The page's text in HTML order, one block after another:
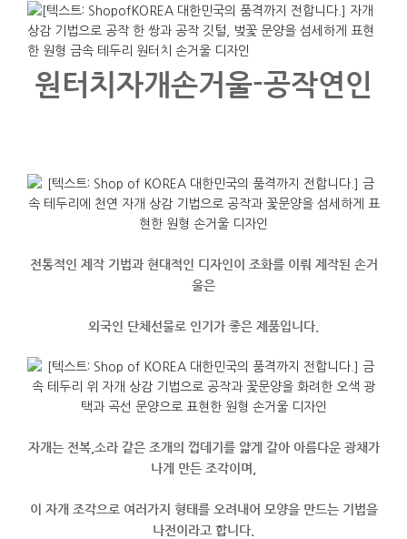
원터치자개손거울-공작연인
전통적인 제작 기법과 현대적인 디자인이 조화를 이뤄 제작된 손거
울은
외국인 단체선물로 인기가 좋은 제품입니다.
자개는 전복,소라 같은 조개의 껍데기를 얇게 갈아 아름다운 광채가
나게 만든 조각이며,
이 자개 조각으로 여러가지 형태를 오려내어 모양을 만드는 기법을
나전이라고 합니다.